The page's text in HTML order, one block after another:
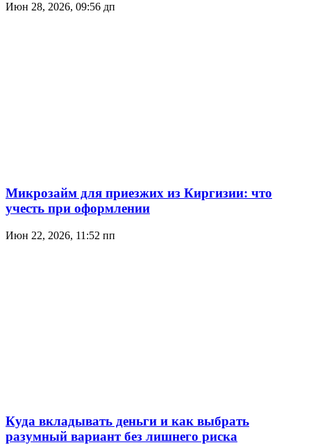
Июн 28, 2026, 09:56 дп
Микрозайм для приезжих из Киргизии: что
учесть при оформлении
Июн 22, 2026, 11:52 пп
Куда вкладывать деньги и как выбрать
разумный вариант без лишнего риска